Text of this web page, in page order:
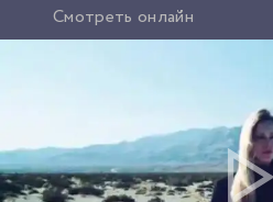
Смотреть онлайн